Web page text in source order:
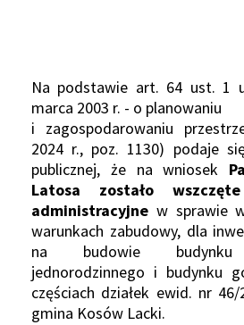
Na podstawie art. 64 ust. 1
marca 2003 r. - o planowaniu
i zagospodarowaniu
2024 r., poz. 1130) podaje
publicznej, że na wniosek
Latosa zostało
administracyjne w sprawie
warunkach zabudowy, dla
na budowie budynku
jednorodzinnego i budynku
częściach działek ewid. nr
gmina Kosów Lacki.